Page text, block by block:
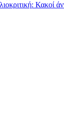
Κακοί